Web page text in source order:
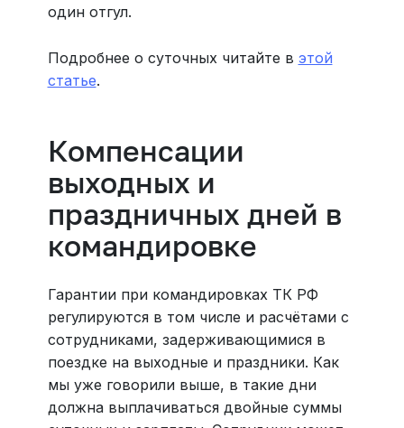
один отгул.
Подробнее о суточных читайте в этой
статье.
Компенсации
выходных и
праздничных дней в
командировке
Гарантии при командировках ТК РФ
регулируются в том числе и расчётами с
сотрудниками, задерживающимися в
поездке на выходные и праздники. Как
мы уже говорили выше, в такие дни
должна выплачиваться двойные суммы